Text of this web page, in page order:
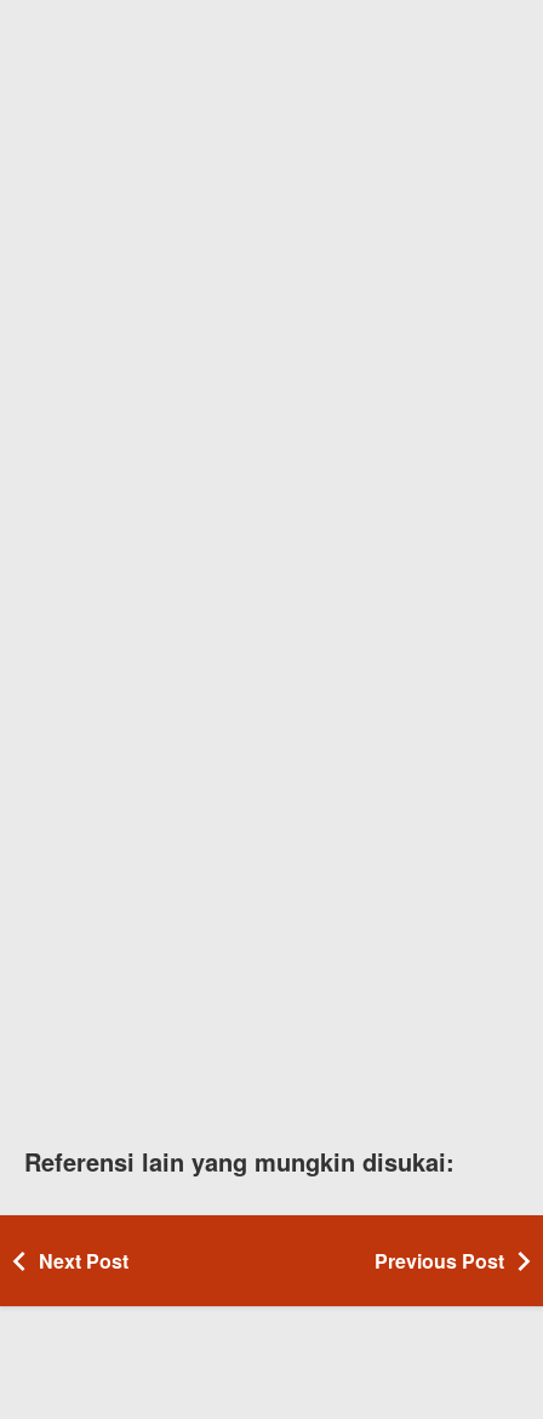
Referensi lain yang mungkin disukai:
Next Post Previous Post